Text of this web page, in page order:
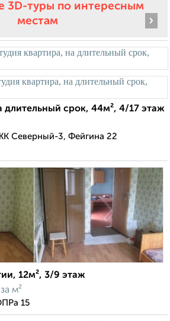
3D-туры по интересным
местам
›
длительный срок, 44м², 4/17 этаж
Северный-3, Фейгина 22
12м², 3/9 этаж
за м²
15